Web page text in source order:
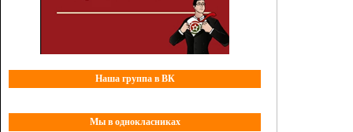
Наша группа в ВК
Мы в однокласниках